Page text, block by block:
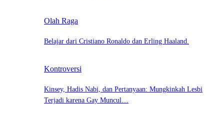
Olah Raga
Belajar dari Cristiano Ronaldo dan Erling Haaland.
Kontroversi
Kinsey, Hadis Nabi, dan Pertanyaan: Mungkinkah Lesbi
Terjadi karena Gay Muncul…